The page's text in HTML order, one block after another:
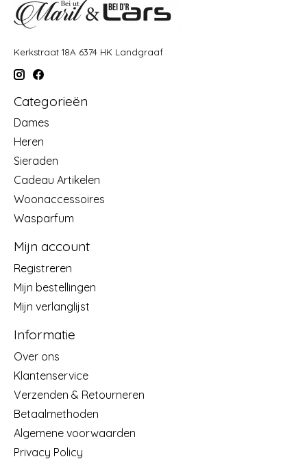
Kerkstraat 18A 6374 HK Landgraaf
Categorieën
Dames
Heren
Sieraden
Cadeau Artikelen
Woonaccessoires
Wasparfum
Mijn account
Registreren
Mijn bestellingen
Mijn verlanglijst
Informatie
Over ons
Klantenservice
Verzenden & Retourneren
Betaalmethoden
Algemene voorwaarden
Privacy Policy